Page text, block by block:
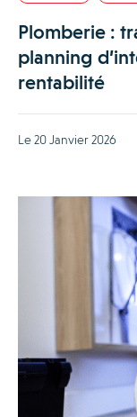
Plomberie :
planning
rentabilité
Le 20 Janvier 2026